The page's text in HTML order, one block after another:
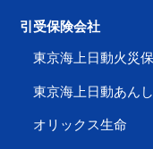
引受保険会社
東京海上日動火災
東京海上日動あん
オリックス生命